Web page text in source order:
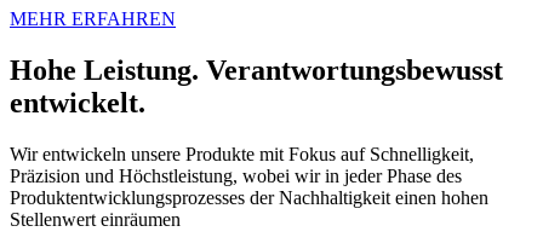
MEHR ERFAHREN
Hohe Leistung. Verantwortungsbewusst
entwickelt.
Wir entwickeln unsere Produkte mit Fokus auf Schnelligkeit,
Präzision und Höchstleistung, wobei wir in jeder Phase des
Produktentwicklungsprozesses der Nachhaltigkeit einen hohen
Stellenwert einräumen